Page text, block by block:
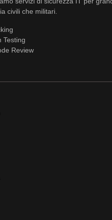
civili che militari.
Testing
Review